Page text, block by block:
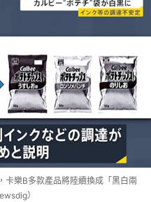
卡樂B多款產品將陸續換成「黑白兩
）